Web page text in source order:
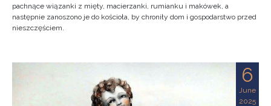
pachnące wiązanki z mięty, macierzanki, rumianku i makówek, a
następnie zanoszono je do kościoła, by chroniły dom i gospodarstwo przed
nieszczęściem.
6
June
2025